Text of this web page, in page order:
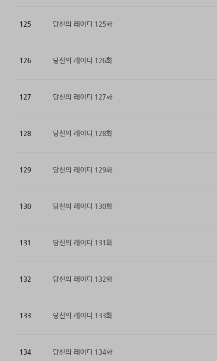
125 당신의 레이디 125화
126 당신의 레이디 126화
127 당신의 레이디 127화
128 당신의 레이디 128화
129 당신의 레이디 129화
130 당신의 레이디 130화
131 당신의 레이디 131화
132 당신의 레이디 132화
133 당신의 레이디 133화
134 당신의 레이디 134화